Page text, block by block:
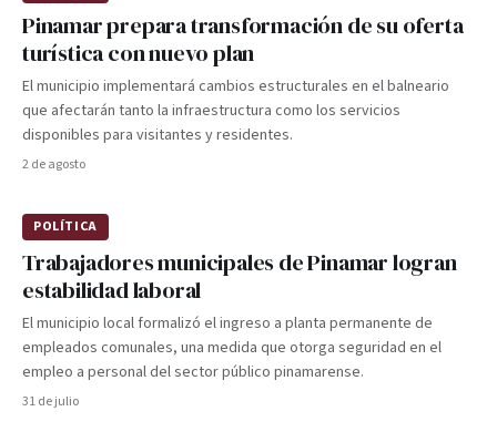
Pinamar prepara transformación de su oferta
turística con nuevo plan
El municipio implementará cambios estructurales en el balneario
que afectarán tanto la infraestructura como los servicios
disponibles para visitantes y residentes.
2 de agosto
POLÍTICA
Trabajadores municipales de Pinamar logran
estabilidad laboral
El municipio local formalizó el ingreso a planta permanente de
empleados comunales, una medida que otorga seguridad en el
empleo a personal del sector público pinamarense.
31 de julio